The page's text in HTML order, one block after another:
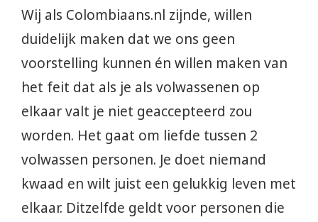
Wij als Colombiaans.nl zijnde, willen
duidelijk maken dat we ons geen
voorstelling kunnen én willen maken van
het feit dat als je als volwassenen op
elkaar valt je niet geaccepteerd zou
worden. Het gaat om liefde tussen 2
volwassen personen. Je doet niemand
kwaad en wilt juist een gelukkig leven met
elkaar. Ditzelfde geldt voor personen die